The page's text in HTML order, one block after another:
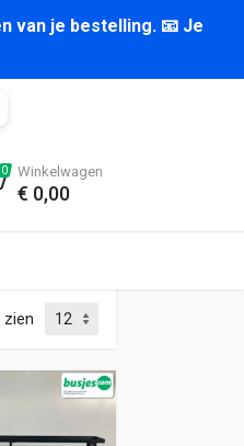
van je bestelling. 📧 Je
0 Winkelwagen
€ 0,00
zien